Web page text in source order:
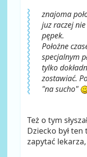
znajoma
juz raczej
pępek.
Położne
specjalnym
tylko
zostawiać.
"na sucho"
Też o tym
Dziecko był
zapytać